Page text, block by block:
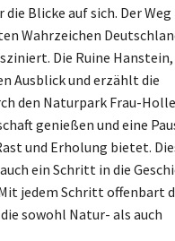
Blicke auf sich. Der
Wahrzeichen
Die Ruine Hanstein,
Ausblick und erzählt die
den Naturpark Frau-
genießen und eine
und Erholung bietet.
ein Schritt in die
jedem Schritt offenbart
sowohl Natur- als auch